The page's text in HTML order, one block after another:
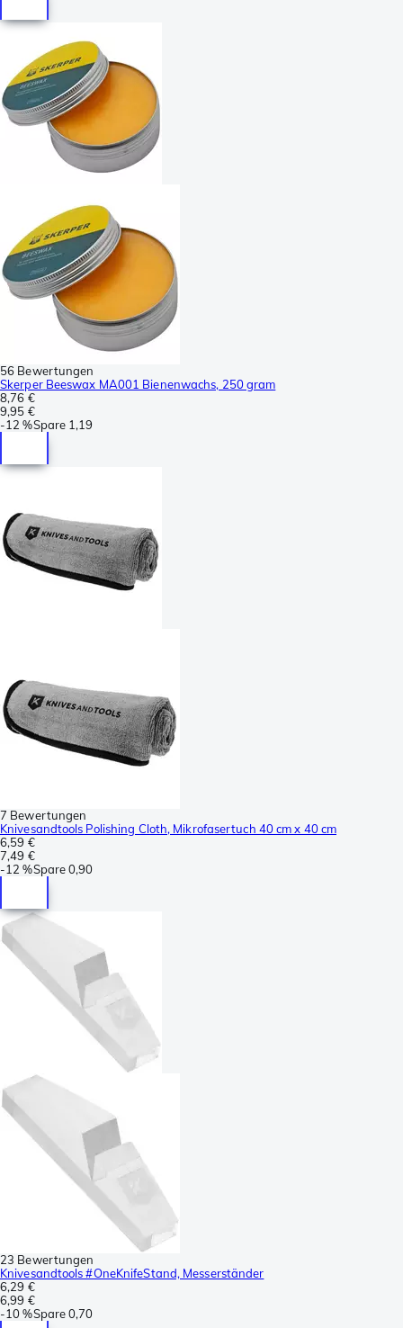
56 Bewertungen
Skerper Beeswax MA001 Bienenwachs, 250 gram
8,76 €
9,95 €
-12 %Spare 1,19
7 Bewertungen
Knivesandtools Polishing Cloth, Mikrofasertuch 40 cm x 40 cm
6,59 €
7,49 €
-12 %Spare0,90
23 Bewertungen
Knivesandtools #OneKnifeStand, Messerständer
6,29 €
6,99 €
-10 %Spare0,70